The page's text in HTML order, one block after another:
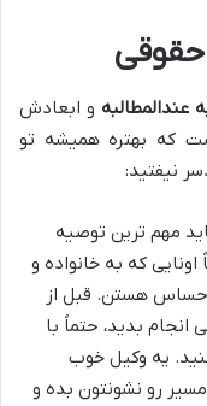
عندالمطالبه و ابعادش
که بهتره همیشه تو
نیفتید:
مهم ترین توصیه
که به خانواده و
حساس هستن. قبل از
انجام بدید، حتماً با
یه وکیل خوب
مسیر رو نشونتون بده و